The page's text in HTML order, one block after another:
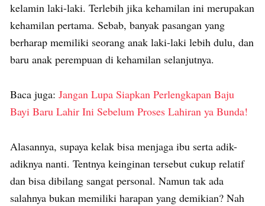
kelamin laki-laki. Terlebih jika kehamilan ini merupakan
kehamilan pertama. Sebab, banyak pasangan yang
berharap memiliki seorang anak laki-laki lebih dulu, dan
baru anak perempuan di kehamilan selanjutnya.
Baca juga: Jangan Lupa Siapkan Perlengkapan Baju
Bayi Baru Lahir Ini Sebelum Proses Lahiran ya Bunda!
Alasannya, supaya kelak bisa menjaga ibu serta adik-
adiknya nanti. Tentnya keinginan tersebut cukup relatif
dan bisa dibilang sangat personal. Namun tak ada
salahnya bukan memiliki harapan yang demikian? Nah